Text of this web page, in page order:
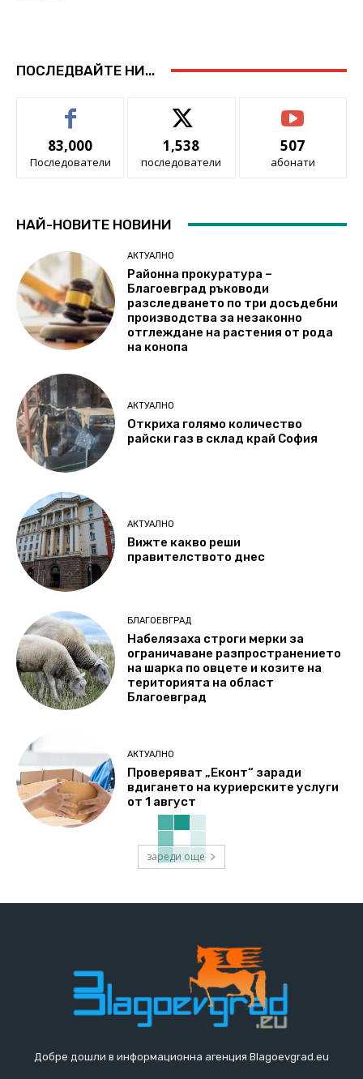
ПОСЛЕДВАЙТЕ НИ...
83,000
Последователи
1,538
последователи
507
абонати
НАЙ-НОВИТЕ НОВИНИ
АКТУАЛНО
Районна прокуратура –
Благоевград ръководи
разследването по три досъдебни
производства за незаконно
отглеждане на растения от рода
на конопа
АКТУАЛНО
Откриха голямо количество
райски газ в склад край София
АКТУАЛНО
Вижте какво реши
правителството днес
БЛАГОЕВГРАД
Набелязаха строги мерки за
ограничаване разпространението
на шарка по овцете и козите на
територията на област
Благоевград
АКТУАЛНО
Проверяват „Еконт“ заради
вдигането на куриерските услуги
от 1 август
зареди още
Добре дошли в информационна агенция Blagoevgrad.eu